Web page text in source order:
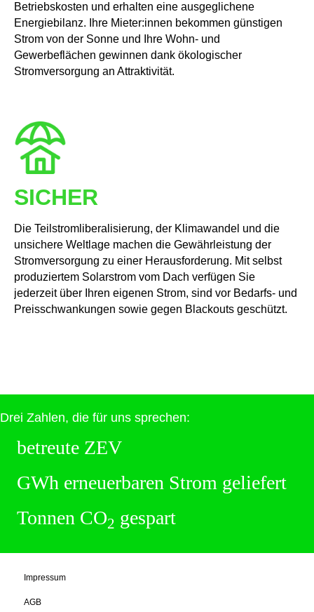
Betriebskosten und erhalten eine ausgeglichene
Energiebilanz. Ihre Mieter:innen bekommen günstigen
Strom von der Sonne und Ihre Wohn- und
Gewerbeflächen gewinnen dank ökologischer
Stromversorgung an Attraktivität.
SICHER
Die Teilstromliberalisierung, der Klimawandel und die
unsichere Weltlage machen die Gewährleistung der
Stromversorgung zu einer Herausforderung. Mit selbst
produziertem Solarstrom vom Dach verfügen Sie
jederzeit über Ihren eigenen Strom, sind vor Bedarfs- und
Preisschwankungen sowie gegen Blackouts geschützt.
Drei Zahlen, die für uns sprechen:
betreute ZEV
GWh erneuerbaren Strom geliefert
Tonnen CO2 gespart
Impressum
AGB